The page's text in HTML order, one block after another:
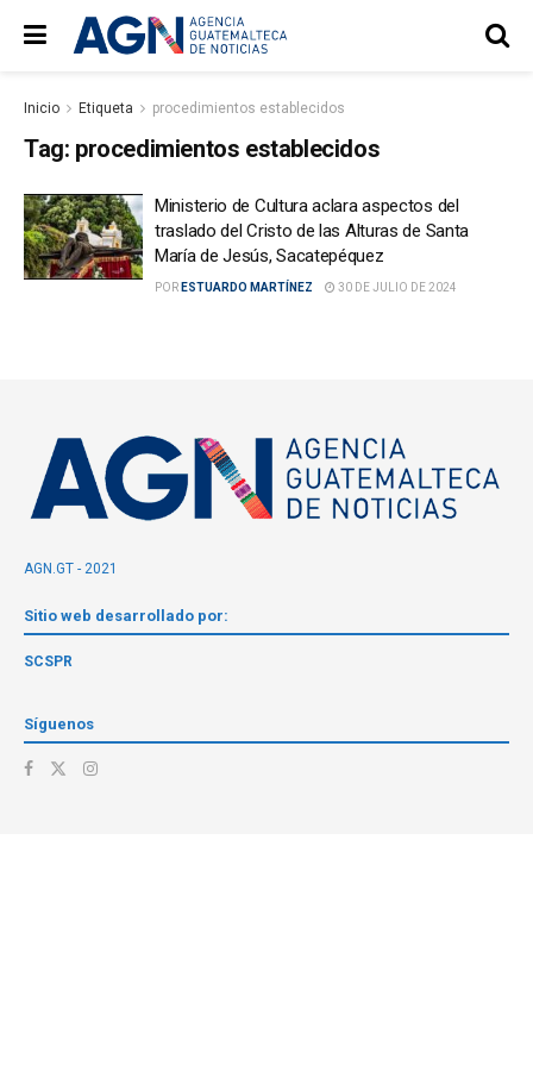
Inicio Etiqueta procedimientos establecidos
Tag: procedimientos establecidos
Ministerio de Cultura aclara aspectos del
traslado del Cristo de las Alturas de Santa
María de Jesús, Sacatepéquez
POR ESTUARDO MARTÍNEZ 30 DE JULIO DE 2024
AGN.GT - 2021
Sitio web desarrollado por:
SCSPR
Síguenos